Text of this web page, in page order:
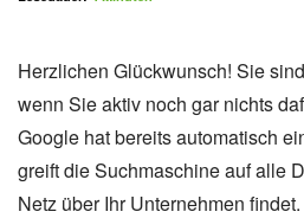
Herzlichen Glückwunsch! Sie
wenn Sie aktiv noch gar nichts
Google hat bereits automatisch
greift die Suchmaschine auf alle
Netz über Ihr Unternehmen